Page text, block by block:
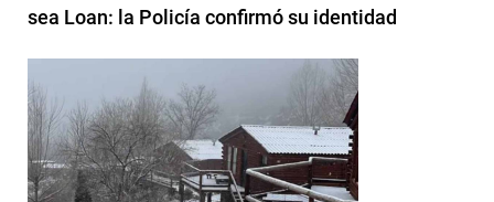
sea Loan: la Policía confirmó su identidad